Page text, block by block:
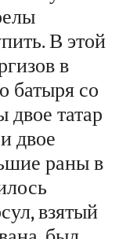
В этой
в
батыря со
двое татар
двое
раны в
взятый